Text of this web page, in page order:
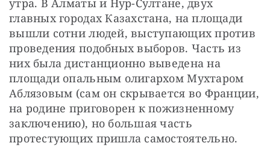
главных городах Казахстана, на площади
вышли сотни людей, выступающих против
проведения подобных выборов. Часть из
них была дистанционно выведена на
площади опальным олигархом Мухтаром
Аблязовым (сам он скрывается во Франции,
на родине приговорен к пожизненному
заключению), но большая часть
протестующих пришла самостоятельно.